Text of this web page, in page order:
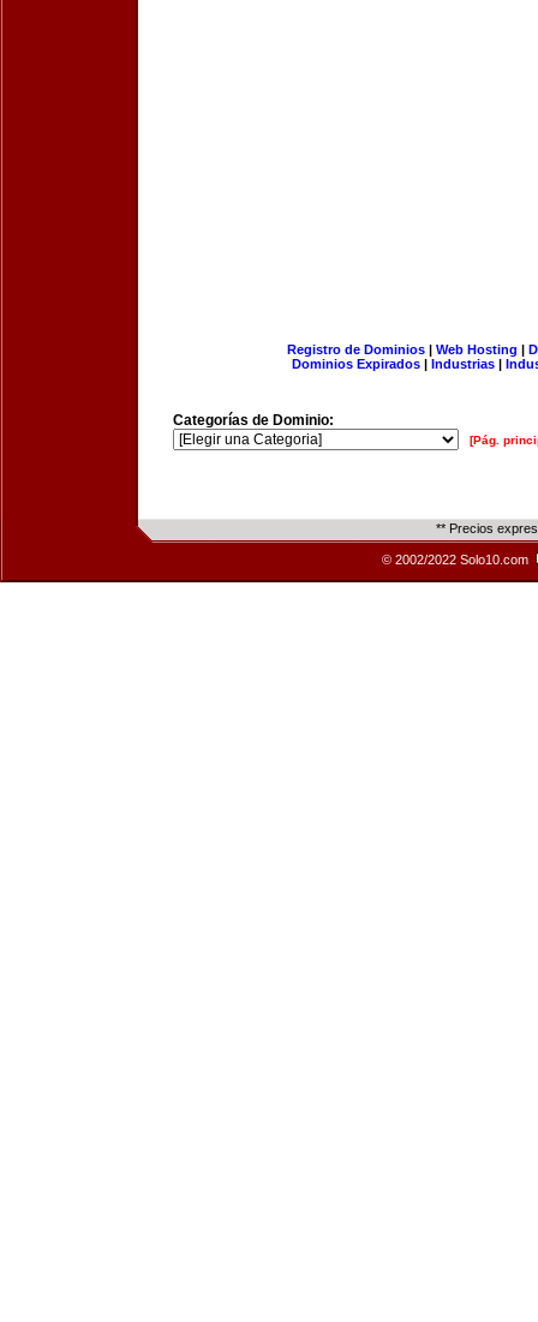
Registro de Dominios| Web Hosting |
Dominios Expirados | Industrias |
Categorías de Dominio:
[Pág.
** Precios
© 2002/2022 Solo10.com